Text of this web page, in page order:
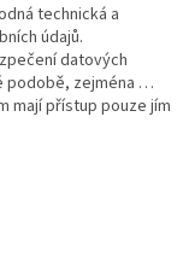
technická a
údajů.
datových
podobě, zejména …
mají přístup pouze jím